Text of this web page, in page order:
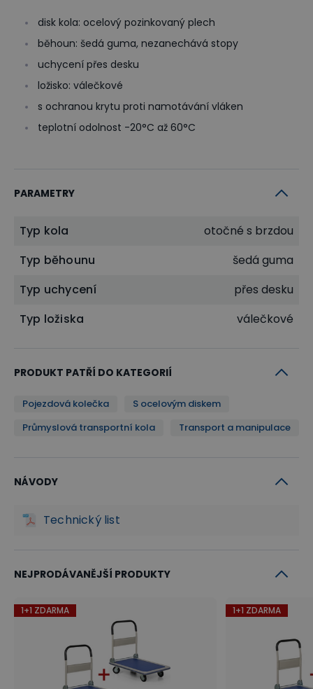
disk kola: ocelový pozinkovaný plech
běhoun: šedá guma, nezanechává stopy
uchycení přes desku
ložisko: válečkové
s ochranou krytu proti namotávání vláken
teplotní odolnost -20°C až 60°C
PARAMETRY
Typ kola
otočné s brzdou
Typ běhounu
šedá guma
Typ uchycení
přes desku
Typ ložiska
válečkové
PRODUKT PATŘÍ DO KATEGORIÍ
Pojezdová kolečka
S ocelovým diskem
Průmyslová transportní kola
Transport a manipulace
NÁVODY
Technický list
NEJPRODÁVANĚJŠÍ PRODUKTY
1+1 ZDARMA 1+1 ZDARMA